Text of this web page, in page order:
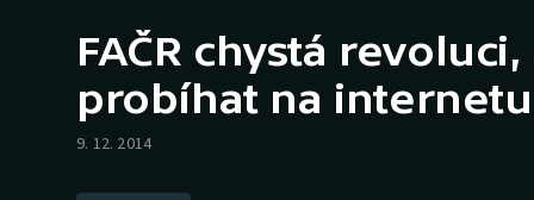
Hokej
Tenis
Baseball a softbal
Basketbal
FAČR chystá
probíhat na internetu
9. 12. 2014